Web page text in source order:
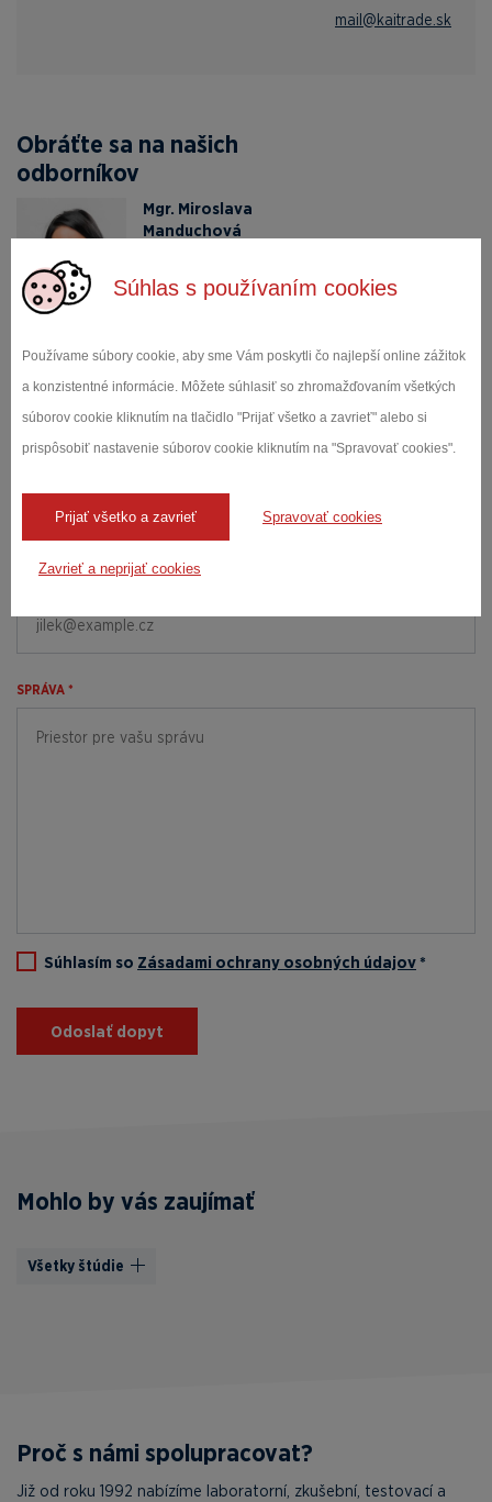
Súhlas s používaním cookies
Používame súbory cookie, aby sme Vám poskytli čo najlepší online zážitok
a konzistentné informácie. Môžete súhlasiť so zhromažďovaním všetkých
súborov cookie kliknutím na tlačidlo "Prijať všetko a zavrieť" alebo si
prispôsobiť nastavenie súborov cookie kliknutím na "Spravovať cookies".
Prijať všetko a zavrieť Spravovať cookies
Zavrieť a neprijať cookies
mail@kaitrade.sk
Obráťte sa na našich
odborníkov
Mgr. Miroslava
Manduchová
+421 903 250 173
formulár
E-MAIL *
SPRÁVA *
Súhlasím so Zásadami ochrany osobných údajov *
Odoslať dopyt
Mohlo by vás zaujímať
Všetky štúdie
Proč s námi spolupracovat?
Již od roku 1992 nabízíme laboratorní, zkušební, testovací a